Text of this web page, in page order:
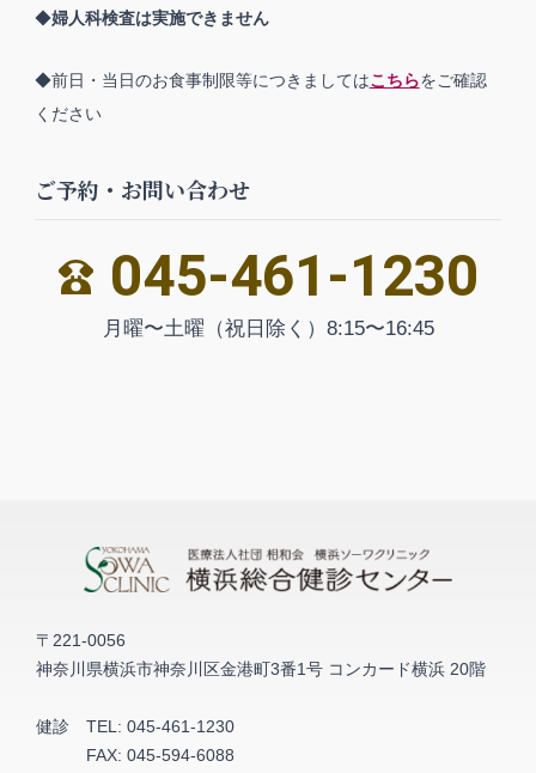
◆婦人科検査は実施できません
◆前日・当日のお食事制限等につきましてはこちらをご確認
ください
ご予約・お問い合わせ
045-461-1230
月曜〜土曜（祝日除く）8:15〜16:45
〒221-0056
神奈川県横浜市神奈川区金港町3番1号 コンカード横浜 20階
健診 TEL:045-461-1230
FAX:045-594-6088